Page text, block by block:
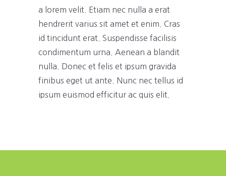
a lorem velit. Etiam nec nulla a erat
hendrerit varius sit amet et enim. Cras
id tincidunt erat. Suspendisse facilisis
condimentum urna. Aenean a blandit
nulla. Donec et felis et ipsum gravida
finibus eget ut ante. Nunc nec tellus id
ipsum euismod efficitur ac quis elit.